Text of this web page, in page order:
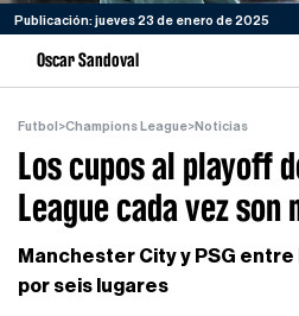
Publicación: jueves 23 de enero de 2025
Oscar Sandoval
Futbol >Champions League>Noticias
Los cupos al playoff
League cada vez son
Manchester City y PSG
por seis lugares